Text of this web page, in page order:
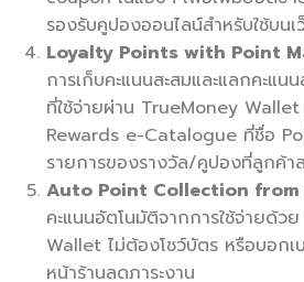
รองรับคูปองออนไลน์สำหรับใช้บน
Loyalty Points with Point
การเก็บคะแนนสะสมและแลกคะแน
ที่ใช้จ่ายผ่าน TrueMoney
Rewards e-Catalogue ที่ชื่อ
รายการของรางวัล/คูปองที่ลูกค้า
Auto Point Collection from
คะแนนอัตโนมัติจากการใช้จ่ายด้ว
Wallet ไม่ต้องโชว์บัตร หรือบอกเ
หน้าร้านลดภาระงาน